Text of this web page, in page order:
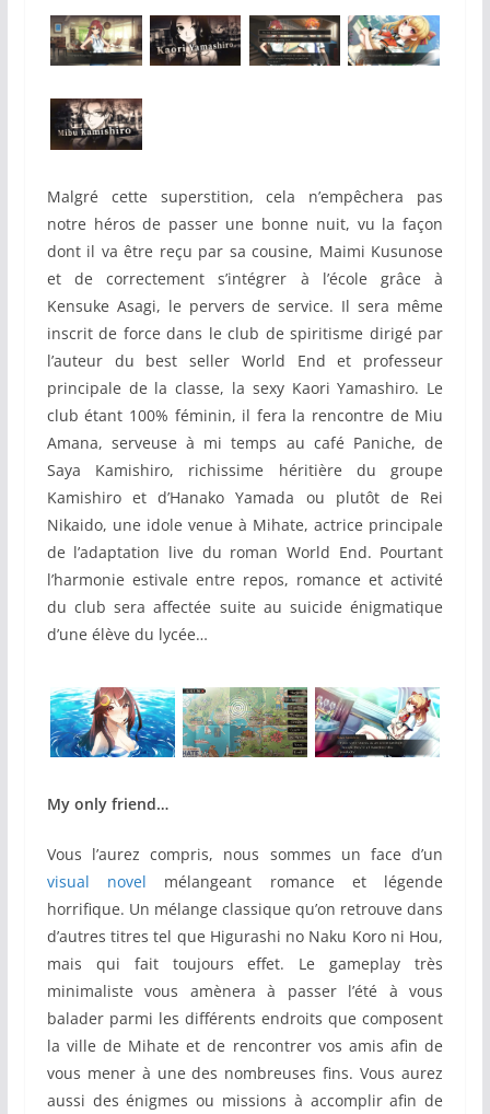
Malgré cette superstition, cela n’empêchera pas
notre héros de passer une bonne nuit, vu la façon
dont il va être reçu par sa cousine, Maimi Kusunose
et de correctement s’intégrer à l’école grâce à
Kensuke Asagi, le pervers de service. Il sera même
inscrit de force dans le club de spiritisme dirigé par
l’auteur du best seller World End et professeur
principale de la classe, la sexy Kaori Yamashiro. Le
club étant 100% féminin, il fera la rencontre de Miu
Amana, serveuse à mi temps au café Paniche, de
Saya Kamishiro, richissime héritière du groupe
Kamishiro et d’Hanako Yamada ou plutôt de Rei
Nikaido, une idole venue à Mihate, actrice principale
de l’adaptation live du roman World End. Pourtant
l’harmonie estivale entre repos, romance et activité
du club sera affectée suite au suicide énigmatique
d’une élève du lycée…
My only friend…
Vous l’aurez compris, nous sommes un face d’un
visual novel mélangeant romance et légende
horrifique. Un mélange classique qu’on retrouve dans
d’autres titres tel que Higurashi no Naku Koro ni Hou,
mais qui fait toujours effet. Le gameplay très
minimaliste vous amènera à passer l’été à vous
balader parmi les différents endroits que composent
la ville de Mihate et de rencontrer vos amis afin de
vous mener à une des nombreuses fins. Vous aurez
aussi des énigmes ou missions à accomplir afin de